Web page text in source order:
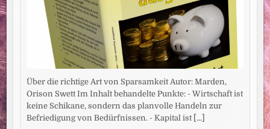
Über die richtige Art von Sparsamkeit Autor: Marden,
Orison Swett Im Inhalt behandelte Punkte: - Wirtschaft ist
keine Schikane, sondern das planvolle Handeln zur
Befriedigung von Bedürfnissen. - Kapital ist [...]